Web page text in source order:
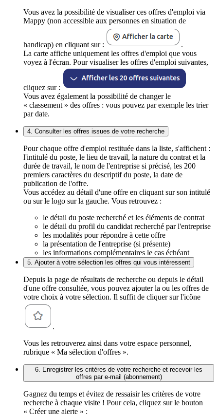
Vous avez la possibilité de visualiser ces offres d'emploi via
Mappy (non accessible aux personnes en situation de
handicap) en cliquant sur :
.
La carte affiche uniquement les offres d'emploi que vous
voyez à l'écran. Pour visualiser les offres d'emploi suivantes,
cliquez sur :
Vous avez également la possibilité de changer le
« classement » des offres : vous pouvez par exemple les trier
par date.
4. Consulter les offres issues de votre recherche
Pour chaque offre d'emploi restituée dans la liste, s'affichent :
l'intitulé du poste, le lieu de travail, la nature du contrat et la
durée de travail, le nom de l'entreprise si précisé, les 200
premiers caractères du descriptif du poste, la date de
publication de l'offre.
Vous accédez au détail d'une offre en cliquant sur son intitulé
ou sur le logo sur la gauche. Vous retrouvez :
le détail du poste recherché et les éléments de contrat
le détail du profil du candidat recherché par l'entreprise
les modalités pour répondre à cette offre
la présentation de l'entreprise (si présente)
les informations complémentaires le cas échéant
5. Ajouter à votre sélection les offres qui vous intéressent
Depuis la page de résultats de recherche ou depuis le détail
d'une offre consultée, vous pouvez ajouter la ou les offres de
votre choix à votre sélection. Il suffit de cliquer sur l'icône
.
Vous les retrouverez ainsi dans votre espace personnel,
rubrique « Ma sélection d'offres ».
6. Enregistrer les critères de votre recherche et recevoir les
offres par e-mail (abonnement)
Gagnez du temps et évitez de ressaisir les critères de votre
recherche à chaque visite ! Pour cela, cliquez sur le bouton
« Créer une alerte » :